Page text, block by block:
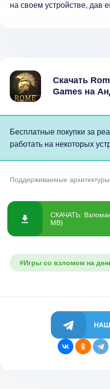
на своем устройстве, дав
Скачать
Games на
Бесплатные покупки за
работать на некоторых
Поддерживаемые
СКАЧАТЬ:
MB)
#Игры со взломом на
НАШ